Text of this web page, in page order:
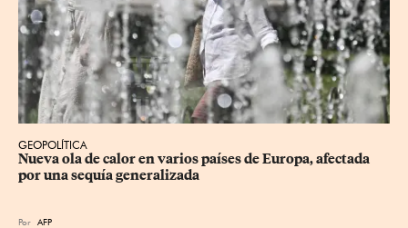
GEOPOLÍTICA
Nueva ola de calor en varios países de Europa, afectada
por una sequía generalizada
Por AFP